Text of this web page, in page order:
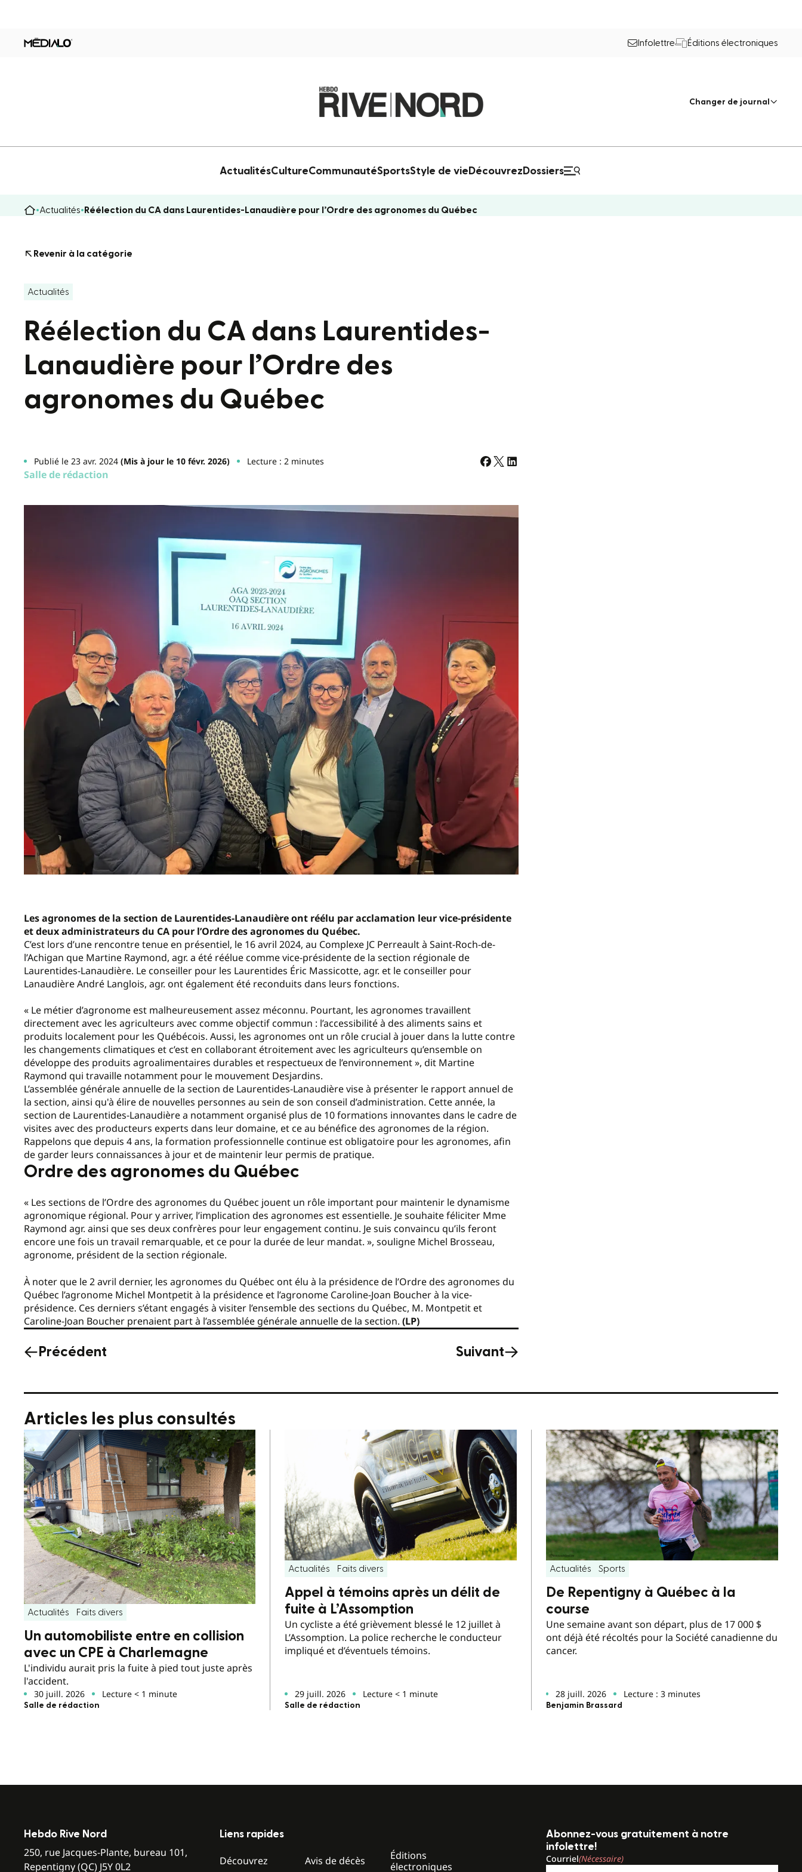
Infolettre Éditions électroniques
Changer de journal
ActualitésCultureCommunautéSportsStyle de vie Découvrez Dossiers
Actualités Réélection du CA dans Laurentides-Lanaudière pour l’Ordre des agronomes du Québec
Revenir à la catégorie
Actualités
Réélection du CA dans Laurentides-
Lanaudière pour l’Ordre des
agronomes du Québec
Publié le 23 avr. 2024(Mis à jour le 10 févr. 2026) Lecture : 2 minutes
Salle de rédaction
Les agronomes de la section de Laurentides-Lanaudière ont réélu par acclamation leur vice-présidente
et deux administrateurs du CA pour l’Ordre des agronomes du Québec.
C’est lors d’une rencontre tenue en présentiel, le 16 avril 2024, au Complexe JC Perreault à Saint-Roch-de-
l’Achigan que Martine Raymond, agr. a été réélue comme vice-présidente de la section régionale de
Laurentides-Lanaudière. Le conseiller pour les Laurentides Éric Massicotte, agr. et le conseiller pour
Lanaudière André Langlois, agr. ont également été reconduits dans leurs fonctions.
« Le métier d’agronome est malheureusement assez méconnu. Pourtant, les agronomes travaillent
directement avec les agriculteurs avec comme objectif commun : l’accessibilité à des aliments sains et
produits localement pour les Québécois. Aussi, les agronomes ont un rôle crucial à jouer dans la lutte contre
les changements climatiques et c’est en collaborant étroitement avec les agriculteurs qu’ensemble on
développe des produits agroalimentaires durables et respectueux de l’environnement », dit Martine
Raymond qui travaille notamment pour le mouvement Desjardins.
L’assemblée générale annuelle de la section de Laurentides-Lanaudière vise à présenter le rapport annuel de
la section, ainsi qu'à élire de nouvelles personnes au sein de son conseil d’administration. Cette année, la
section de Laurentides-Lanaudière a notamment organisé plus de 10 formations innovantes dans le cadre de
visites avec des producteurs experts dans leur domaine, et ce au bénéfice des agronomes de la région.
Rappelons que depuis 4 ans, la formation professionnelle continue est obligatoire pour les agronomes, afin
de garder leurs connaissances à jour et de maintenir leur permis de pratique.
Ordre des agronomes du Québec
« Les sections de l’Ordre des agronomes du Québec jouent un rôle important pour maintenir le dynamisme
agronomique régional. Pour y arriver, l’implication des agronomes est essentielle. Je souhaite féliciter Mme
Raymond agr. ainsi que ses deux confrères pour leur engagement continu. Je suis convaincu qu’ils feront
encore une fois un travail remarquable, et ce pour la durée de leur mandat. », souligne Michel Brosseau,
agronome, président de la section régionale.
À noter que le 2 avril dernier, les agronomes du Québec ont élu à la présidence de l’Ordre des agronomes du
Québec l’agronome Michel Montpetit à la présidence et l’agronome Caroline-Joan Boucher à la vice-
présidence. Ces derniers s’étant engagés à visiter l’ensemble des sections du Québec, M. Montpetit et
Caroline-Joan Boucher prenaient part à l’assemblée générale annuelle de la section. (LP)
Précédent Suivant
Articles les plus consultés
Actualités Faits divers
Un automobiliste entre en collision
avec un CPE à Charlemagne
L'individu aurait pris la fuite à pied tout juste après
l'accident.
30 juill. 2026 Lecture < 1 minute
Salle de rédaction
Actualités Faits divers
Appel à témoins après un délit de
fuite à L’Assomption
Un cycliste a été grièvement blessé le 12 juillet à
L’Assomption. La police recherche le conducteur
impliqué et d’éventuels témoins.
29 juill. 2026 Lecture < 1 minute
Salle de rédaction
Actualités Sports
De Repentigny à Québec à la
course
Une semaine avant son départ, plus de 17 000 $
ont déjà été récoltés pour la Société canadienne du
cancer.
28 juill. 2026 Lecture : 3 minutes
Benjamin Brassard
Hebdo Rive Nord
250, rue Jacques-Plante, bureau 101,
Repentigny (QC) J5Y 0L2
Liens rapides
Découvrez Avis de décès
Éditions
électroniques
Abonnez-vous gratuitement à notre
infolettre!
Courriel(Nécessaire)